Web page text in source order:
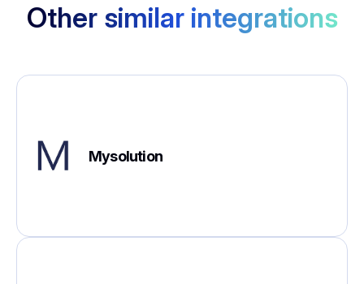
Other similar integrations
Mysolution